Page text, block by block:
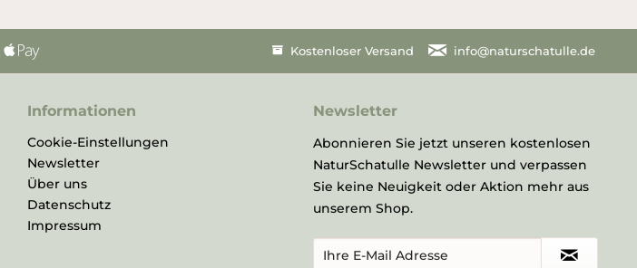
Kostenloser Versand info@naturschatulle.de
Informationen
Cookie-Einstellungen
Newsletter
Über uns
Datenschutz
Impressum
Newsletter
Abonnieren Sie jetzt unseren kostenlosen
NaturSchatulle Newsletter und verpassen
Sie keine Neuigkeit oder Aktion mehr aus
unserem Shop.